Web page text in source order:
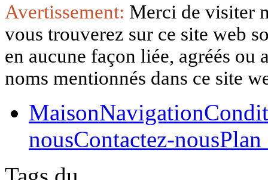
Avertissement: Merci de visiter
vous trouverez sur ce site web
en aucune façon liée, agréés
noms mentionnés dans ce site
MaisonNavigation
nousContactez-nousPlan